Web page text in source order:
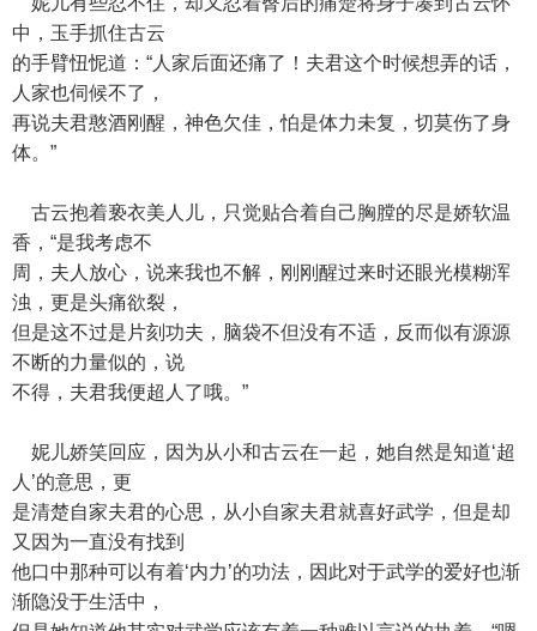
中，玉手抓住古云
的手臂忸怩道：“人家后面还痛了！夫君这个时候想弄的话，
人家也伺候不了，
再说夫君憨酒刚醒，神色欠佳，怕是体力未复，切莫伤了身
体。”
古云抱着亵衣美人儿，只觉贴合着自己胸膛的尽是娇软温
香，“是我考虑不
周，夫人放心，说来我也不解，刚刚醒过来时还眼光模糊浑
浊，更是头痛欲裂，
但是这不过是片刻功夫，脑袋不但没有不适，反而似有源源
不断的力量似的，说
不得，夫君我便超人了哦。”
妮儿娇笑回应，因为从小和古云在一起，她自然是知道‘超
人’的意思，更
是清楚自家夫君的心思，从小自家夫君就喜好武学，但是却
又因为一直没有找到
他口中那种可以有着‘内力’的功法，因此对于武学的爱好也渐
渐隐没于生活中，